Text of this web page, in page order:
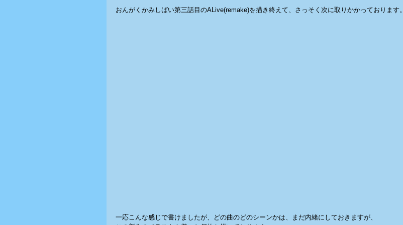
おんがくかみしばい第三話目のALive(remake)を描き終えて、さっそく次に取りかかっております。
一応こんな感じで書けましたが、どの曲のどのシーンかは、まだ内緒にしておきますが、